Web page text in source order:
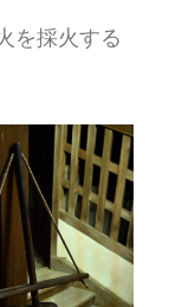
を採火する